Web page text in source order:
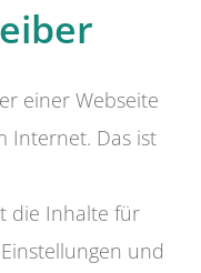
einer Webseite
Internet. Das ist
die Inhalte für
und